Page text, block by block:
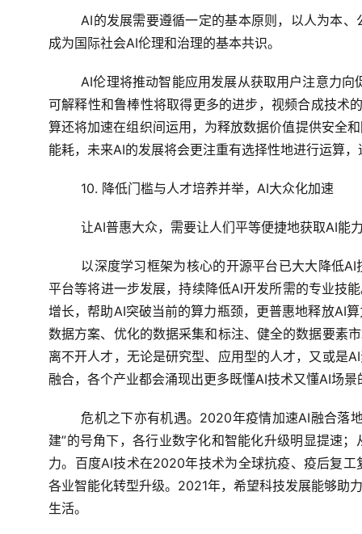
AI的发展需要遵循一定的基本原则，以人为本
成为国际社会AI伦理和治理的基本共识。
AI伦理将推动智能应用发展从获取用户注意力
可解释性和鲁棒性将取得更多的进步，视频合成技术
算还将加速在组织间运用，为释放数据价值提供安全
能耗，未来AI的发展将会更注重有选择性地进行运算
10. 降低门槛与人才培养并举，AI大众化加速
让AI普惠大众，需要让人们平等便捷地获取AI能
以深度学习框架为核心的开源平台已大大降低
平台等将进一步发展，持续降低AI开发所需的专业技
增长，帮助AI突破当前的算力瓶颈，更普惠地释放AI
数据方案、优化的数据采集和标注、健全的数据要素
离不开人才，无论是研究型、应用型的人才，又或是
融合，各个产业都会涌现出更多既懂AI技术又懂AI场
危机之下亦有机遇。2020年疫情加速AI融合落
建”的号角下，各行业数字化和智能化升级明显提速
力。百度AI技术在2020年技术为全球抗疫、疫后复
各业智能化转型升级。2021年，希望科技发展能够助
生活。